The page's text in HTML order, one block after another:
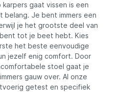
van comfortabele
gaat.
gaat vissen is een
Je bent immers een
je het grootste deel van
tot je beet hebt. Kies
het beste eenvoudige
jezelf enig comfort. Door
stoel gaat je
gauw over. Al onze
getest en specifiek